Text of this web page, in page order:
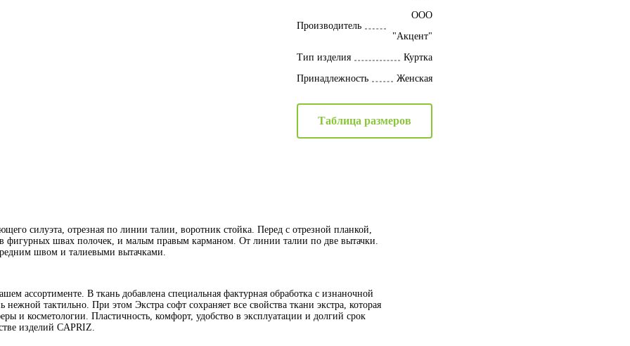
Производитель
ООО
"Акцент"
Тип изделия
Куртка
Принадлежность
Женская
Таблица размеров
силуэта, отрезная по линии талии, воротник стойка. Перед с отрезной планкой,
фигурных швах полочек, и малым правым карманом. От линии талии по две вытачки.
швом и талиевыми вытачками.
ассортименте. В ткань добавлена специальная фактурная обработка с изнаночной
тактильно. При этом Экстра софт сохраняет все свойства ткани экстра, которая
и косметологии. Пластичность, комфорт, удобство в эксплуатации и долгий срок
изделий CAPRIZ.